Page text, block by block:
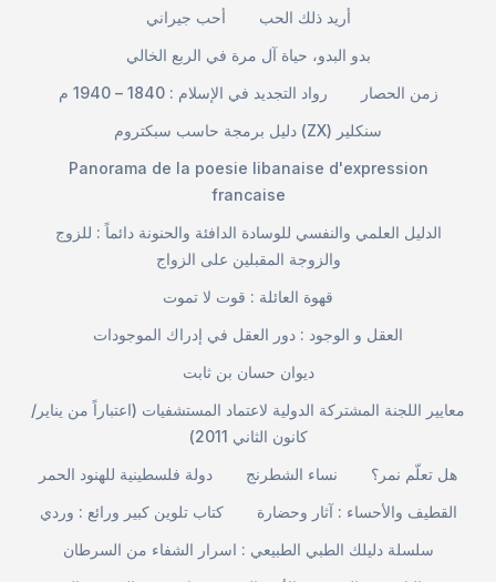
أحب جيراني
أريد ذلك الحب
بدو البدو، حياة آل مرة في الربع الخالي
رواد التجديد في الإسلام : 1840 – 1940 م
زمن الحصار
دليل برمجة حاسب سبكتروم (ZX) سنكلير
Panorama de la poesie libanaise d'expression
francaise
الدليل العلمي والنفسي للوسادة الدافئة والحنونة دائماً : للزوج
والزوجة المقبلين على الزواج
قهوة العائلة : قوت لا تموت
العقل و الوجود : دور العقل في إدراك الموجودات
ديوان حسان بن ثابت
معايير اللجنة المشتركة الدولية لاعتماد المستشفيات (اعتباراً من يناير/
كانون الثاني 2011)
دولة فلسطينية للهنود الحمر
نساء الشطرنج
هل تعلّم نمر؟
كتاب تلوين كبير ورائع : وردي
القطيف والأحساء : آثار وحضارة
سلسلة دليلك الطبي الطبيعي : اسرار الشفاء من السرطان